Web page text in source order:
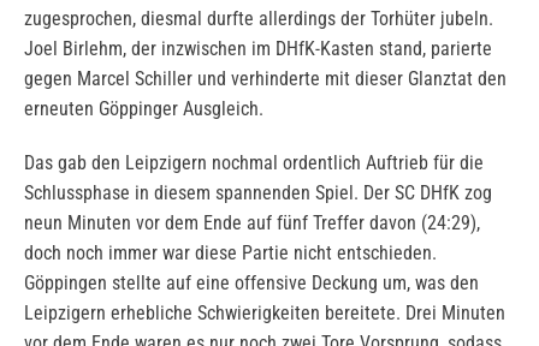
zugesprochen, diesmal durfte allerdings der Torhüter jubeln.
Joel Birlehm, der inzwischen im DHfK-Kasten stand, parierte
gegen Marcel Schiller und verhinderte mit dieser Glanztat den
erneuten Göppinger Ausgleich.
Das gab den Leipzigern nochmal ordentlich Auftrieb für die
Schlussphase in diesem spannenden Spiel. Der SC DHfK zog
neun Minuten vor dem Ende auf fünf Treffer davon (24:29),
doch noch immer war diese Partie nicht entschieden.
Göppingen stellte auf eine offensive Deckung um, was den
Leipzigern erhebliche Schwierigkeiten bereitete. Drei Minuten